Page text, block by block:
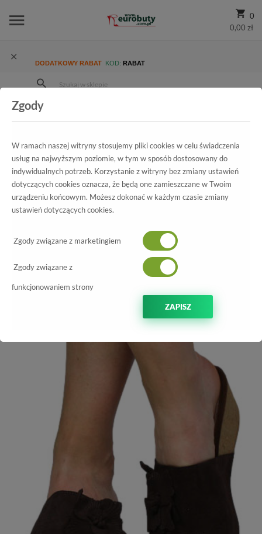
0
0,00 zł
DODATKOWY RABAT KOD: RABAT
Kolekcja damska
Klapki
Wszystkie produkty
40312 W.Czekolada Skóra Naturalna
-20%
Zgody
W ramach naszej witryny stosujemy pliki cookies w celu świadczenia
usług na najwyższym poziomie, w tym w sposób dostosowany do
indywidualnych potrzeb. Korzystanie z witryny bez zmiany ustawień
dotyczących cookies oznacza, że będą one zamieszczane w Twoim
urządzeniu końcowym. Możesz dokonać w każdym czasie zmiany
ustawień dotyczących cookies.
Zgody związane z marketingiem
Zgody związane z
funkcjonowaniem strony
ZAPISZ